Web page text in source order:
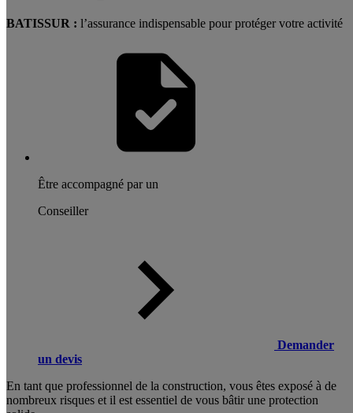
BATISSUR : l’assurance indispensable pour protéger votre activité
Être accompagné par un
Conseiller
Demander
un devis
En tant que professionnel de la construction, vous êtes exposé à de
nombreux risques et il est essentiel de vous bâtir une protection